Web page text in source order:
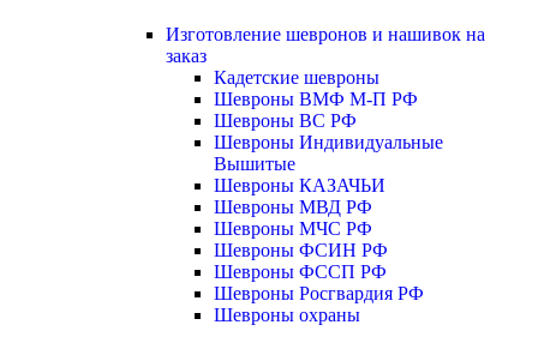
Изготовление шевронов и нашивок на
заказ
Кадетские шевроны
Шевроны ВМФ М-П РФ
Шевроны ВС РФ
Шевроны Индивидуальные
Вышитые
Шевроны КАЗАЧЬИ
Шевроны МВД РФ
Шевроны МЧС РФ
Шевроны ФСИН РФ
Шевроны ФССП РФ
Шевроны Росгвардия РФ
Шевроны охраны